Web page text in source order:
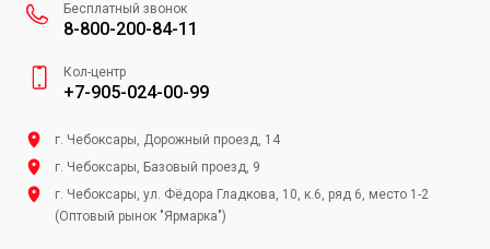
Бесплатный звонок
8-800-200-84-11
Кол-центр
+7-905-024-00-99
г. Чебоксары, Дорожный проезд, 14
г. Чебоксары, Базовый проезд, 9
г. Чебоксары, ул. Фёдора Гладкова, 10, к.6, ряд 6, место 1-2
(Оптовый рынок "Ярмарка")